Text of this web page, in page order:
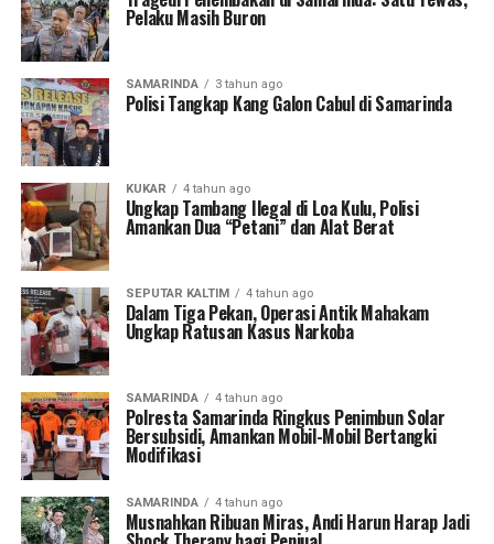
Pelaku Masih Buron
SAMARINDA 3 tahun ago
Polisi Tangkap Kang Galon Cabul di Samarinda
KUKAR 4 tahun ago
Ungkap Tambang Ilegal di Loa Kulu, Polisi
Amankan Dua “Petani” dan Alat Berat
SEPUTAR KALTIM 4 tahun ago
Dalam Tiga Pekan, Operasi Antik Mahakam
Ungkap Ratusan Kasus Narkoba
SAMARINDA 4 tahun ago
Polresta Samarinda Ringkus Penimbun Solar
Bersubsidi, Amankan Mobil-Mobil Bertangki
Modifikasi
SAMARINDA 4 tahun ago
Musnahkan Ribuan Miras, Andi Harun Harap Jadi